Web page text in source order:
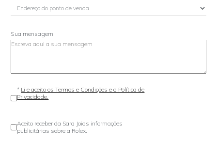
Sua mensagem
* Li e aceito os Termos e Condições e a Política de
Privacidade.
Aceito receber da Sara Joias informações
publicitárias sobre a Rolex.